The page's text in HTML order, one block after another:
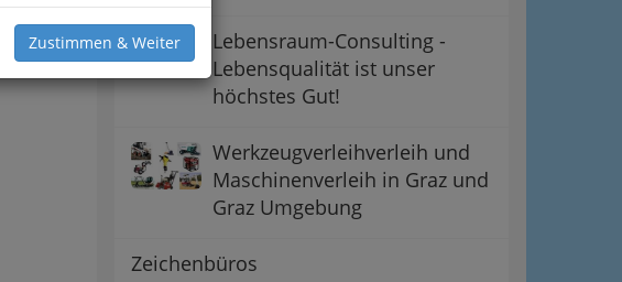
Zustimmen & Weiter
Lebensraum-Consulting -
Lebensqualität ist unser
höchstes Gut!
Werkzeugverleihverleih und
Maschinenverleih in Graz und
Graz Umgebung
Zeichenbüros